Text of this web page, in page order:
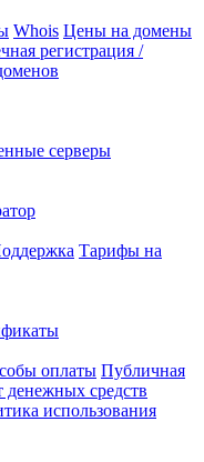
Whois Цены на домены
регистрация /
серверы
Тарифы на
оплаты Публичная
денежных средств
использования